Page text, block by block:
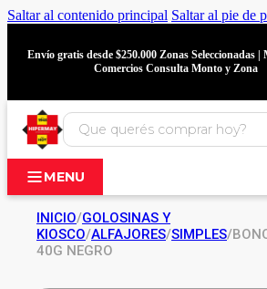
Saltar al contenido principal Saltar al pie de
Envío gratis desde $250.000 Zonas Seleccionadas |
Comercios Consulta Monto y Zona
MENU
INICIO/GOLOSINAS Y
KIOSCO/ALFAJORES/SIMPLES/
40G NEGRO